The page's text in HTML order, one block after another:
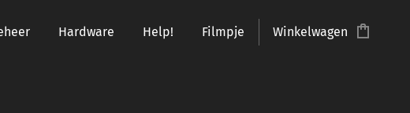
Hardware Help! Filmpje Winkelwagen